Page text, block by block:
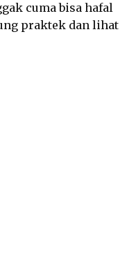
cuma bisa hafal
praktek dan lihat